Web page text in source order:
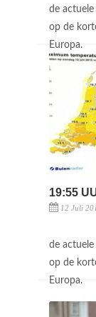
de
op de
Europa.
19:55
12 Juli
de
op de
Europa.